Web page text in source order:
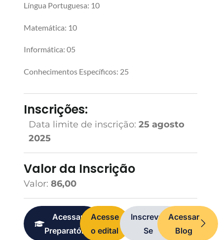
Língua Portuguesa: 10
Matemática: 10
Informática: 05
Conhecimentos Específicos: 25
Inscrições:
Data limite de inscrição: 25 agosto
2025
Valor da Inscrição
Valor: 86,00
Acessar
Preparatório
Acesse
o edital
Inscreva-
Se
Acessar
Blog